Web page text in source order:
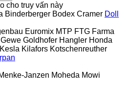
cho truy vấn này
Binderberger Bodex Cramer Doll
Euromix MTP FTG Farma
Gewe Goldhofer Hangler Honda
Kesla Kilafors Kotschenreuther
Janzen Moheda Mowi